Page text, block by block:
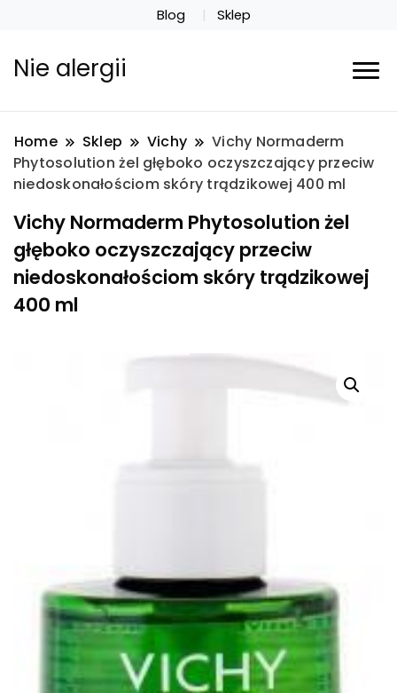
Blog Sklep
Nie alergii
Home Sklep Vichy
Vichy Normaderm
Phytosolution żel głęboko oczyszczający przeciw
niedoskonałościom skóry trądzikowej 400 ml
Vichy Normaderm Phytosolution żel
głęboko oczyszczający przeciw
niedoskonałościom skóry trądzikowej
400 ml